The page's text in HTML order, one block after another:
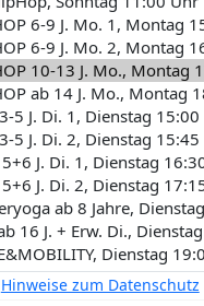
Hinweise zum Datenschutz